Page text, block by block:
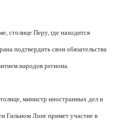
столице Перу, где находится
подтвердить свои обязательства
народов региона.
министр иностранных дел и
Гильиом Лонг примет участие в